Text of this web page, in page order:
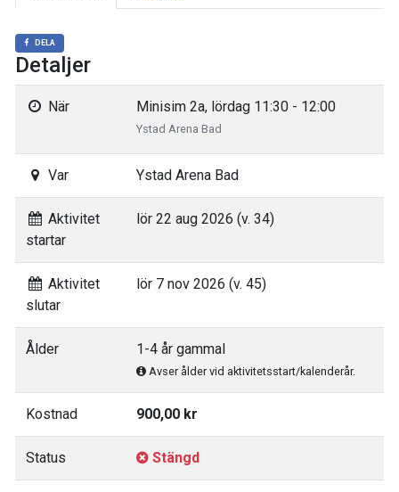
DELA
Detaljer
När Minisim 2a, lördag 11:30 - 12:00
Ystad Arena Bad
Var Ystad Arena Bad
Aktivitet
startar
lör 22 aug 2026 (v. 34)
Aktivitet
slutar
lör 7 nov 2026 (v. 45)
Ålder 1-4 år gammal
Avser ålder vid aktivitetsstart/kalenderår.
Kostnad 900,00 kr
Status Stängd